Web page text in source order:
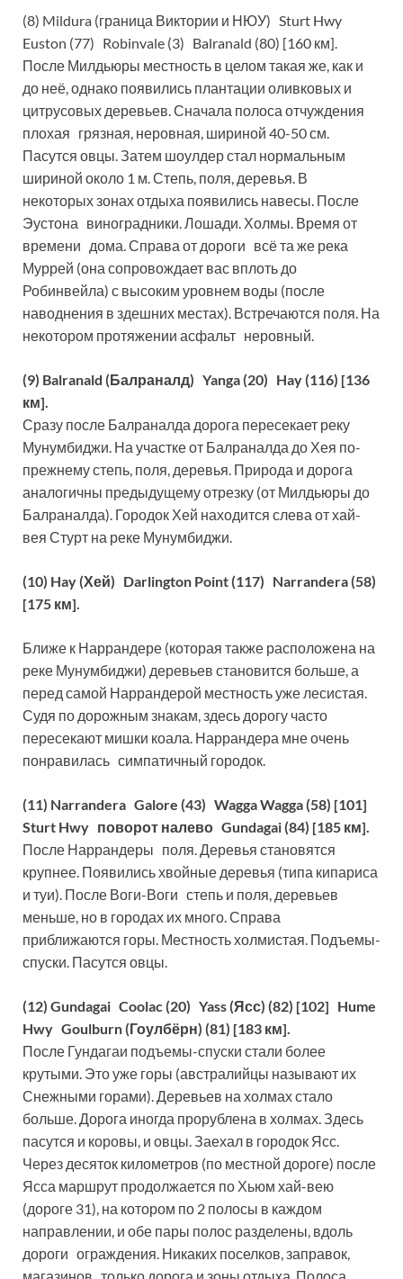
(8) Mildura (граница Виктории и НЮУ) Sturt Hwy
Euston (77) Robinvale (3) Balranald (80) [160 км].
После Милдьюры местность в целом такая же, как и
до неё, однако появились плантации оливковых и
цитрусовых деревьев. Сначала полоса отчуждения
плохая грязная, неровная, шириной 40-50 см.
Пасутся овцы. Затем шоулдер стал нормальным
шириной около 1 м. Степь, поля, деревья. В
некоторых зонах отдыха появились навесы. После
Эустона виноградники. Лошади. Холмы. Время от
времени дома. Справа от дороги всё та же река
Муррей (она сопровождает вас вплоть до
Робинвейла) с высоким уровнем воды (после
наводнения в здешних местах). Встречаются поля. На
некотором протяжении асфальт неровный.
(9) Balranald (Балраналд) Yanga (20) Hay (116) [136
км].
Сразу после Балраналда дорога пересекает реку
Мунумбиджи. На участке от Балраналда до Хея по-
прежнему степь, поля, деревья. Природа и дорога
аналогичны предыдущему отрезку (от Милдьюры до
Балраналда). Городок Хей находится слева от хай-
вея Стурт на реке Мунумбиджи.
(10) Hay (Хей) Darlington Point (117) Narrandera (58)
[175 км].
Ближе к Наррандере (которая также расположена на
реке Мунумбиджи) деревьев становится больше, а
перед самой Наррандерой местность уже лесистая.
Судя по дорожным знакам, здесь дорогу часто
пересекают мишки коала. Наррандера мне очень
понравилась симпатичный городок.
(11) Narrandera Galore (43) Wagga Wagga (58) [101]
Sturt Hwy поворот налево Gundagai (84) [185 км].
После Наррандеры поля. Деревья становятся
крупнее. Появились хвойные деревья (типа кипариса
и туи). После Воги-Воги степь и поля, деревьев
меньше, но в городах их много. Справа
приближаются горы. Местность холмистая. Подъемы-
спуски. Пасутся овцы.
(12) Gundagai Coolac (20) Yass (Ясс) (82) [102] Hume
Hwy Goulburn (Гоулбёрн) (81) [183 км].
После Гундагаи подъемы-спуски стали более
крутыми. Это уже горы (австралийцы называют их
Снежными горами). Деревьев на холмах стало
больше. Дорога иногда прорублена в холмах. Здесь
пасутся и коровы, и овцы. Заехал в городок Ясс.
Через десяток километров (по местной дороге) после
Ясса маршрут продолжается по Хьюм хай-вею
(дороге 31), на котором по 2 полосы в каждом
направлении, и обе пары полос разделены, вдоль
дороги ограждения. Никаких поселков, заправок,